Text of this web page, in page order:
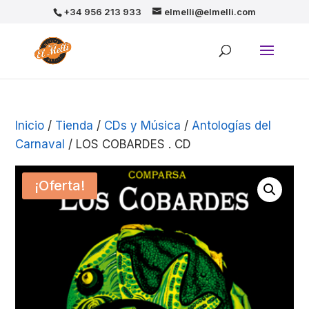
+34 956 213 933 elmelli@elmelli.com
Inicio / Tienda / CDs y Música / Antologías del
Carnaval / LOS COBARDES . CD
¡Oferta!